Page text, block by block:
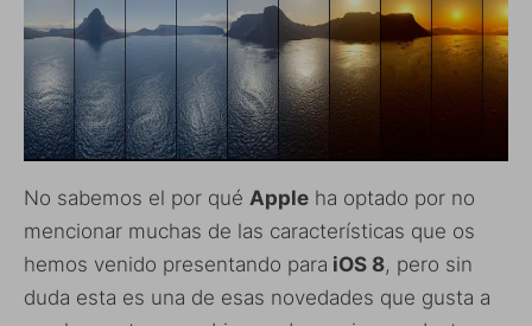
No sabemos el por qué Apple ha optado por no
mencionar muchas de las características que os
hemos venido presentando para iOS 8, pero sin
duda esta es una de esas novedades que gusta a